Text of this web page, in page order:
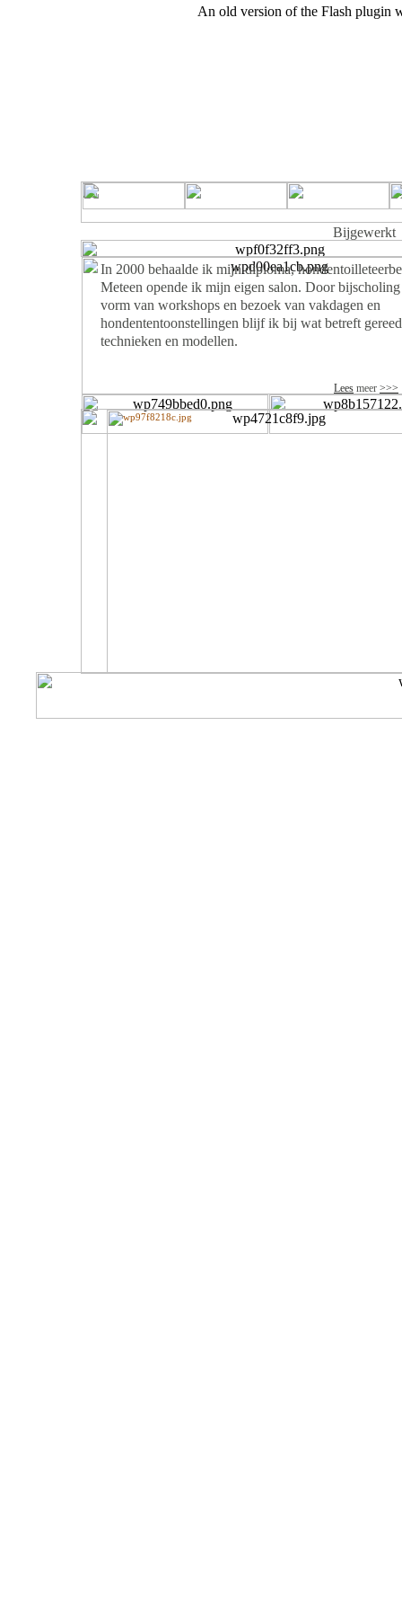
An old version of the Flash plugin
In 2000 behaalde ik mijn diploma,
Meteen opende ik mijn eigen salon. Door
vorm van workshops en bezoek van vakdagen en
hondententoonstellingen blijf ik bij wat betreft
technieken en modellen.
Lees meer >>>
Bijgewerkt